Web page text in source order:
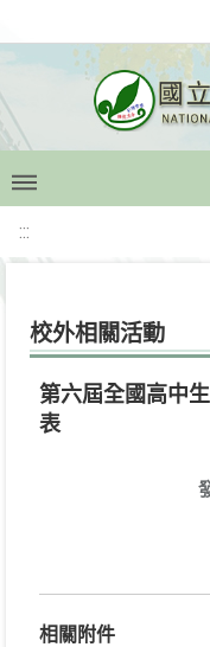
:::
校外相關活動
第六屆全國高中
表
相關附件